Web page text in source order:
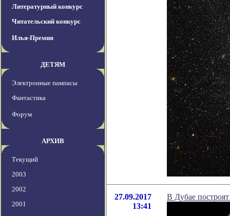
Литературный конкурс
Читательский конкурс
Илья-Премия
ДЕТЯМ
Электронные пампасы
Фантастика
Форум
АРХИВ
Текущий
2003
2002
2001
27.09.2017
13:41
В Дубае